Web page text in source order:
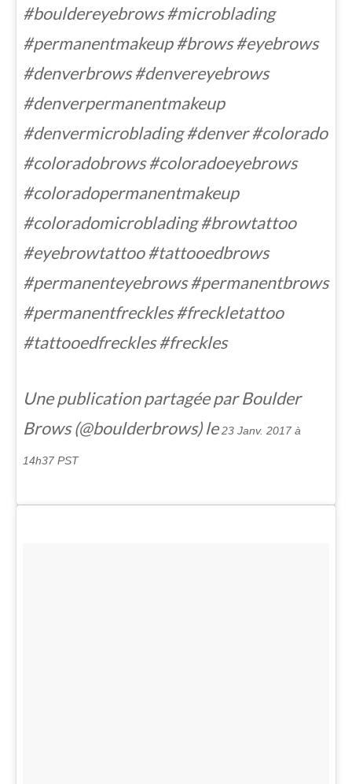
#bouldereyebrows #microblading
#permanentmakeup #brows #eyebrows
#denverbrows #denvereyebrows
#denverpermanentmakeup
#denvermicroblading #denver #colorado
#coloradobrows #coloradoeyebrows
#coloradopermanentmakeup
#coloradomicroblading #browtattoo
#eyebrowtattoo #tattooedbrows
#permanenteyebrows #permanentbrows
#permanentfreckles #freckletattoo
#tattooedfreckles #freckles
Une publication partagée par Boulder
Brows (@boulderbrows) le23 Janv. 2017 à
14h37 PST